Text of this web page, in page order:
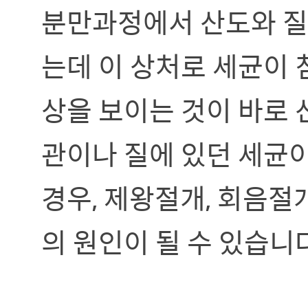
분만과정에서 산도와
는데 이 상처로 세균이
상을 보이는 것이 바로
관이나 질에 있던 세균
경우, 제왕절개, 회음
의 원인이 될 수 있습니